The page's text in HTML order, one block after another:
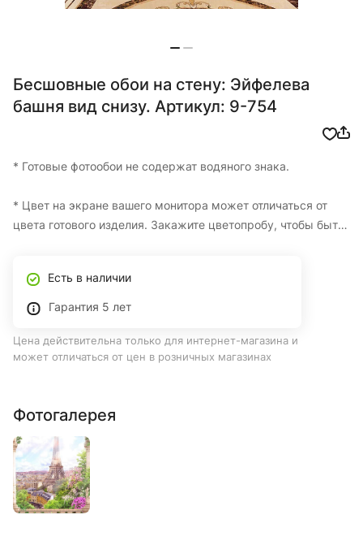
Бесшовные обои на стену: Эйфелева
башня вид снизу. Артикул: 9-754
* Готовые фотообои не содержат водяного знака.
* Цвет на экране вашего монитора может отличаться от
цвета готового изделия. Закажите цветопробу, чтобы быть
* Изготовление одной цветопробы БЕСПЛАТНО
Казахстану
Есть в наличии
Гарантия 5 лет
Цена действительна только для интернет-магазина и
может отличаться от цен в розничных магазинах
Фотогалерея